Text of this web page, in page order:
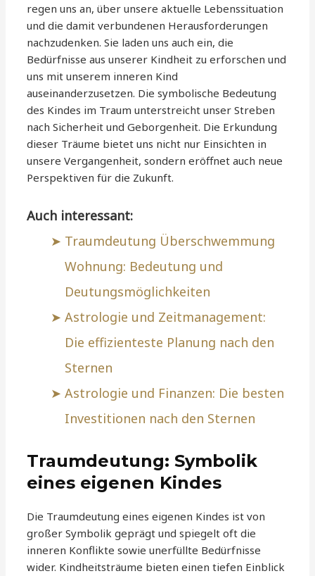
regen uns an, über unsere aktuelle Lebenssituation
und die damit verbundenen Herausforderungen
nachzudenken. Sie laden uns auch ein, die
Bedürfnisse aus unserer Kindheit zu erforschen und
uns mit unserem inneren Kind
auseinanderzusetzen. Die symbolische Bedeutung
des Kindes im Traum unterstreicht unser Streben
nach Sicherheit und Geborgenheit. Die Erkundung
dieser Träume bietet uns nicht nur Einsichten in
unsere Vergangenheit, sondern eröffnet auch neue
Perspektiven für die Zukunft.
Auch interessant:
Traumdeutung Überschwemmung
Wohnung: Bedeutung und
Deutungsmöglichkeiten
Astrologie und Zeitmanagement:
Die effizienteste Planung nach den
Sternen
Astrologie und Finanzen: Die besten
Investitionen nach den Sternen
Traumdeutung: Symbolik
eines eigenen Kindes
Die Traumdeutung eines eigenen Kindes ist von
großer Symbolik geprägt und spiegelt oft die
inneren Konflikte sowie unerfüllte Bedürfnisse
wider. Kindheitsträume bieten einen tiefen Einblick